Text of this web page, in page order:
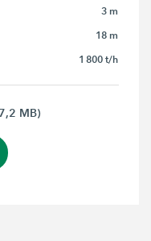
3 m
18 m
1 800 t/h
MB)